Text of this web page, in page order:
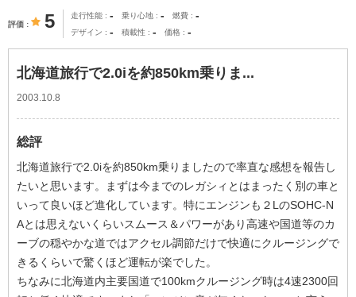
評価 5 走行性能 - 乗り心地 - 燃費 -
デザイン - 積載性 - 価格 -
北海道旅行で2.0iを約850km乗りま...
2003.10.8
総評
北海道旅行で2.0iを約850km乗りましたので率直な感想を報告し
たいと思います。まずは今までのレガシィとはまったく別の車と
いって良いほど進化しています。特にエンジンも２LのSOHC-N
Aとは思えないくらいスムース＆パワーがあり高速や国道等のカ
ーブの穏やかな道ではアクセル調節だけで快適にクルージングで
きるくらいで驚くほど運転が楽でした。
ちなみに北海道内主要国道で100kmクルージング時は4速2300回